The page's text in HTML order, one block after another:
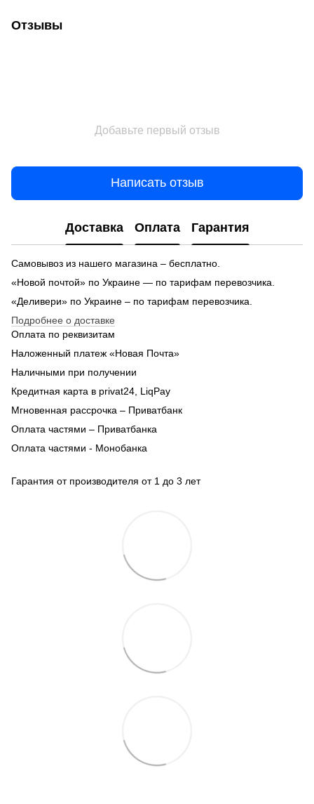
Отзывы
Добавьте первый отзыв
Написать отзыв
Доставка Оплата Гарантия
Самовывоз из нашего магазина – бесплатно.
«Новой почтой» по Украине — по тарифам перевозчика.
«Деливери» по Украине – по тарифам перевозчика.
Подробнее о доставке
Оплата по реквизитам
Наложенный платеж «Новая Почта»
Наличными при получении
Кредитная карта в privat24, LiqPay
Мгновенная рассрочка – Приватбанк
Оплата частями – Приватбанка
Оплата частями - Монобанка
Гарантия от производителя от 1 до 3 лет